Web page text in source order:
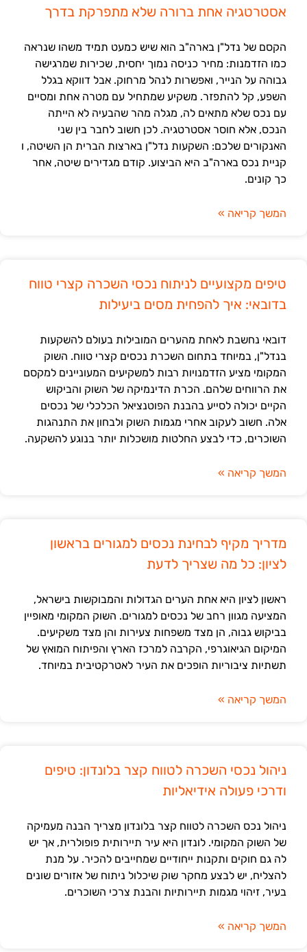
אסטרטגיה אחת ברורה שלא מתפרקת בדרך
הקסם של נדל"ן בארה"ב הוא שיש כמעט תמיד משהו שנראה
כמו הזדמנות: מחיר כניסה נמוך יחסית, שכירות שמרגישה
גבוהה על הנייר, ואפשרות לנהל מרחוק. אבל דווקא בגלל
השפע, קל להתפזר. משקיע שמתחיל עם מטרה אחת ומסיים
עם נכס שלא מתאים לה, מגלה מהר שהבעיה לא הייתה
הנכס, אלא חוסר אסטרטגיה. לכן חשוב לחבר בין שני
האנקורים שלכם: השקעות נדל"ן בארצות הברית הן השיטה, ו
קניית נכס בארה"ב היא הביצוע. קודם מגדירים שיטה, אחר
כך קונים.
המשך קריאה »
טיפים מקצועיים לניתוח נכסי השכרה קצרי טווח
בדובאי: איך להפחית מסים ביעילות
דובאי נחשבת לאחת מהערים המובילות בעולם להשקעות
בנדל"ן, במיוחד בתחום השכרת נכסים קצרי טווח. השוק
המקומי מציע הזדמנויות רבות למשקיעים המעוניינים למקסם
את הרווחים שלהם. הכרת הדינמיקה של השוק והביקוש
הקיים יכולה לסייע בהבנת הפוטנציאל הכלכלי של נכסים
אלה. חשוב לעקוב אחרי מגמות השוק ולבחון את התנהגות
השוכרים, כדי לבצע החלטות מושכלות יותר בנוגע להשקעה.
המשך קריאה »
מדריך מקיף לבחינת נכסים למגורים בראשון
לציון: כל מה שצריך לדעת
ראשון לציון היא אחת הערים הגדולות והמבוקשות בישראל,
המציעה מגוון רחב של נכסים למגורים. השוק המקומי מאופיין
בביקוש גבוה, הן מצד משפחות צעירות והן מצד משקיעים.
המיקום הגיאוגרפי, הקרבה למרכז הארץ והפיתוח המואץ של
תשתיות ציבוריות הופכים את העיר לאטרקטיבית במיוחד.
המשך קריאה »
ניהול נכסי השכרה לטווח קצר בלונדון: טיפים
ודרכי פעולה אידיאליות
ניהול נכס השכרה לטווח קצר בלונדון מצריך הבנה מעמיקה
של השוק המקומי. לונדון היא עיר תיירותית פופולרית, אך יש
לה גם חוקים ותקנות ייחודיים שמחייבים להכיר. על מנת
להצליח, יש לבצע מחקר שוק שיכלול ניתוח של אזורים שונים
בעיר, זיהוי מגמות תיירותיות והבנת צרכי השוכרים.
המשך קריאה »